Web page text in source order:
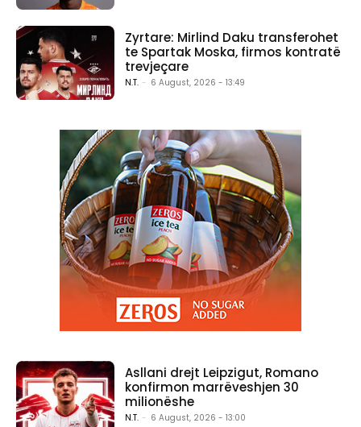
Zyrtare: Mirlind Daku transferohet
te Spartak Moska, firmos kontratë
trevjeçare
N.T. - 6 August, 2026 - 13:49
Asllani drejt Leipzigut, Romano
konfirmon marrëveshjen 30
milionëshe
N.T. - 6 August, 2026 - 13:00